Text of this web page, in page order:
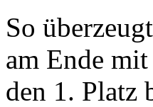
So
am Ende
den 1. Platz